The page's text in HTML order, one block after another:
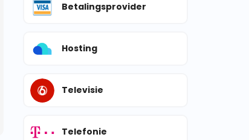
Betalingsprovider
Hosting
Televisie
Telefonie